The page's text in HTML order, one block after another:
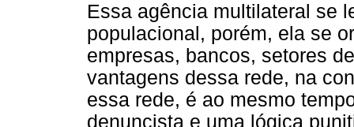
Essa agência multilateral se
populacional, porém, ela se
empresas, bancos, setores
vantagens dessa rede, na
essa rede, é ao mesmo
denuncista e uma lógica